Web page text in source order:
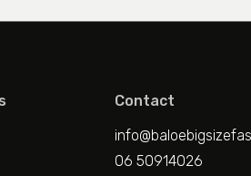
Contact
06 50914026